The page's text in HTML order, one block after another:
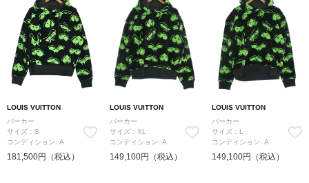
LOUIS VUITTON
パーカー
サイズ：S
コンディション: A
181,500円（税込）
LOUIS VUITTON
パーカー
サイズ：XL
コンディション: A
149,100円（税込）
LOUIS VUITTON
パーカー
サイズ：L
コンディション: A
149,100円（税込）